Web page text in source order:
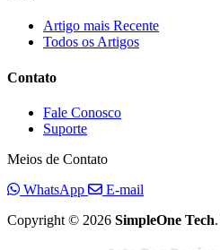
Artigo mais Recente
Todos os Artigos
Contato
Fale Conosco
Suporte
Meios de Contato
WhatsApp
E-mail
Copyright © 2026 SimpleOne Tech